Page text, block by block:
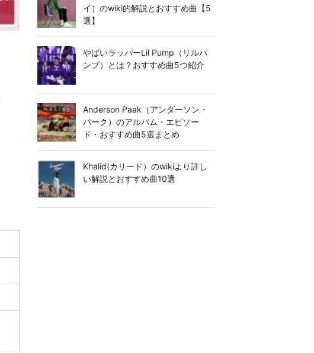
イ）のwiki的解説とおすすめ曲【5
選】
やばいラッパーLil Pump（リルパ
ンプ）とは？おすすめ曲5つ紹介
Anderson Paak（アンダーソン・
パーク）のアルバム・エピソー
ド・おすすめ曲5選まとめ
Khalid(カリード）のwikiより詳し
い解説とおすすめ曲10選